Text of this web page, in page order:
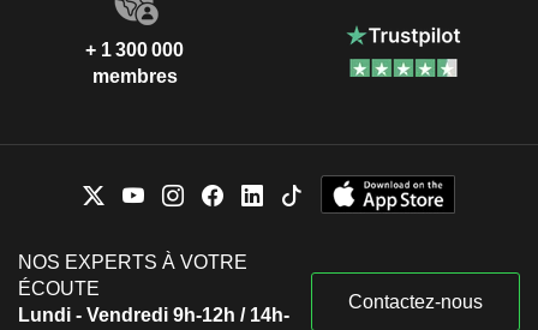
+ 1 300 000
membres
NOS EXPERTS À VOTRE
ÉCOUTE
Lundi - Vendredi 9h-12h / 14h-
Contactez-nous